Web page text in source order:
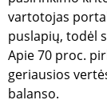
vartotojas
puslapių, todėl
Apie 70 proc.
geriausios
balanso.